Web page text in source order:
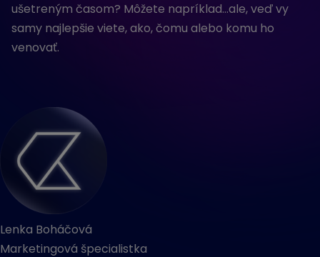
ušetreným časom? Môžete napríklad…ale, veď vy
samy najlepšie viete, ako, čomu alebo komu ho
venovať.
Lenka Boháčová
Marketingová špecialistka